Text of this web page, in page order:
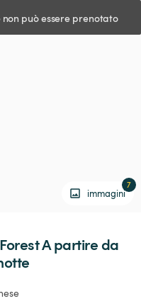
non può essere prenotato
immagini
7
Forest A partire da